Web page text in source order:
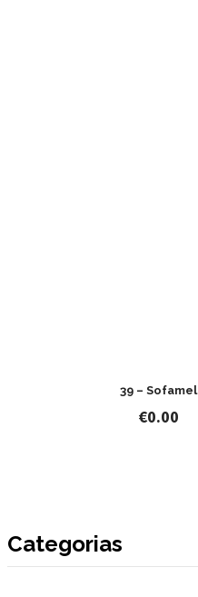
39 – Sofamel
€0.00
Categorias